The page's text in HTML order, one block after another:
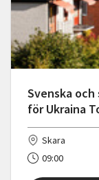
Svenska och
för Ukraina
Skara
09:00